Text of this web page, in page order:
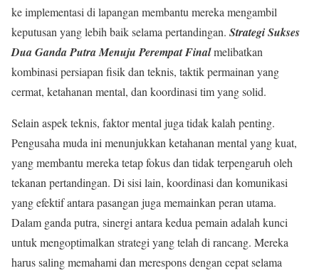
ke implementasi di lapangan membantu mereka mengambil
keputusan yang lebih baik selama pertandingan. Strategi Sukses
Dua Ganda Putra Menuju Perempat Finalmelibatkan
kombinasi persiapan fisik dan teknis, taktik permainan yang
cermat, ketahanan mental, dan koordinasi tim yang solid.
Selain aspek teknis, faktor mental juga tidak kalah penting.
Pengusaha muda ini menunjukkan ketahanan mental yang kuat,
yang membantu mereka tetap fokus dan tidak terpengaruh oleh
tekanan pertandingan. Di sisi lain, koordinasi dan komunikasi
yang efektif antara pasangan juga memainkan peran utama.
Dalam ganda putra, sinergi antara kedua pemain adalah kunci
untuk mengoptimalkan strategi yang telah di rancang. Mereka
harus saling memahami dan merespons dengan cepat selama